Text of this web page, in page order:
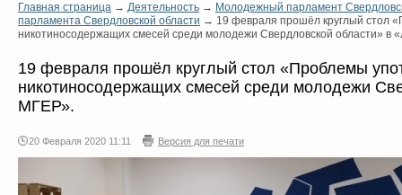
Главная страница → Деятельность → Молодежный парламент
парламента Свердловской области → 19 февраля прошёл круглый стол
никотиносодержащих смесей среди молодежи Свердловской области» в
19 февраля прошёл круглый стол «Проблемы
никотиносодержащих смесей среди молодежи
МГЕР».
20 Февраля 2020 11:11 Версия для печати